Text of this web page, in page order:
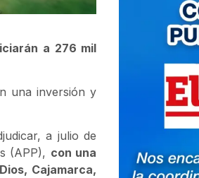
a 276 mil
una inversión y
a julio de
(APP), con una
Cajamarca,